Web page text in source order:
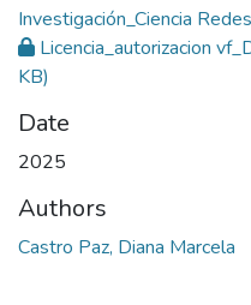
Investigación_Ciencia
Licencia_autorizacion
KB)
Date
2025
Authors
Castro Paz, Diana Marcela